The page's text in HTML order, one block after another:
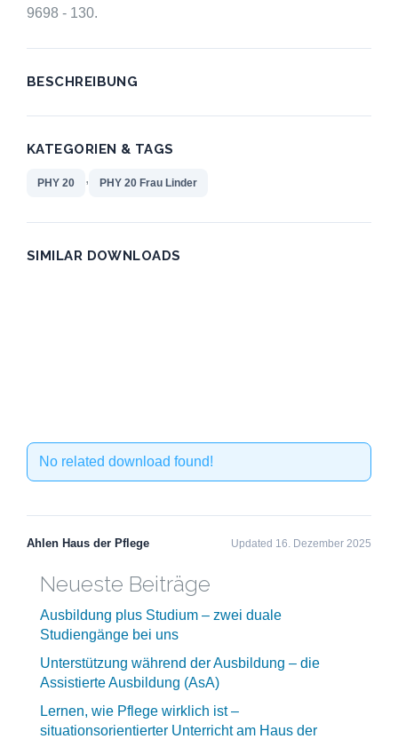
9698 - 130.
BESCHREIBUNG
KATEGORIEN & TAGS
PHY 20 , PHY 20 Frau Linder
SIMILAR DOWNLOADS
No related download found!
Ahlen Haus der Pflege Updated 16. Dezember 2025
Neueste Beiträge
Ausbildung plus Studium – zwei duale
Studiengänge bei uns
Unterstützung während der Ausbildung – die
Assistierte Ausbildung (AsA)
Lernen, wie Pflege wirklich ist –
situationsorientierter Unterricht am Haus der